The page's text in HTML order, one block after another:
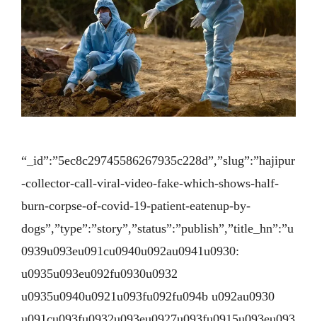
“_id”:”5ec8c29745586267935c228d”,”slug”:”hajipur
-collector-call-viral-video-fake-which-shows-half-
burn-corpse-of-covid-19-patient-eatenup-by-
dogs”,”type”:”story”,”status”:”publish”,”title_hn”:”u
0939u093eu091cu0940u092au0941u0930:
u0935u093eu092fu0930u0932
u0935u0940u0921u093fu092fu094b u092au0930